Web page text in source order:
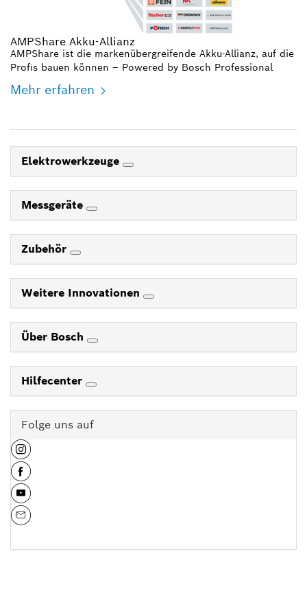
AMPShare Akku-Allianz
AMPShare ist die markenübergreifende Akku-Allianz, auf die
Profis bauen können – Powered by Bosch Professional
Mehr erfahren
Elektrowerkzeuge
Messgeräte
Zubehör
Weitere Innovationen
Über Bosch
Hilfecenter
Folge uns auf